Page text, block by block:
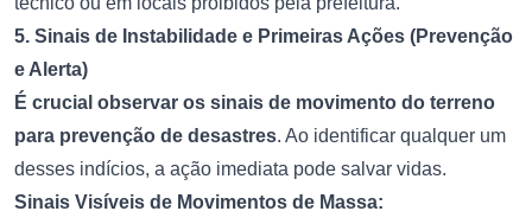
5. Sinais de Instabilidade e Primeiras Ações (Prevenção
e Alerta)
É crucial observar os sinais de movimento do terreno
para prevenção de desastres. Ao identificar qualquer um
desses indícios, a ação imediata pode salvar vidas.
Sinais Visíveis de Movimentos de Massa: